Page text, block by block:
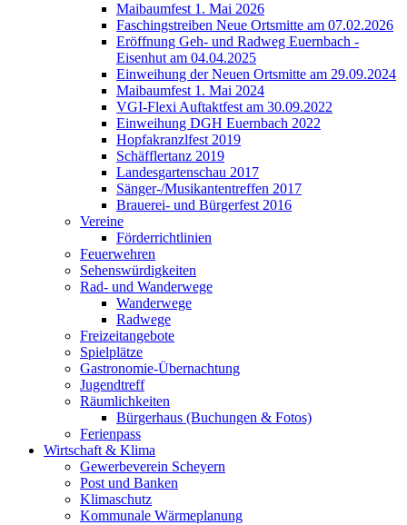
Maibaumfest 1. Mai 2026
Faschingstreiben Neue Ortsmitte am 07.02.2026
Eröffnung Geh- und Radweg Euernbach -
Eisenhut am 04.04.2025
Einweihung der Neuen Ortsmitte am 29.09.2024
Maibaumfest 1. Mai 2024
VGI-Flexi Auftaktfest am 30.09.2022
Einweihung DGH Euernbach 2022
Hopfakranzlfest 2019
Schäfflertanz 2019
Landesgartenschau 2017
Sänger-/Musikantentreffen 2017
Brauerei- und Bürgerfest 2016
Vereine
Förderrichtlinien
Feuerwehren
Sehenswürdigkeiten
Rad- und Wanderwege
Wanderwege
Radwege
Freizeitangebote
Spielplätze
Gastronomie-Übernachtung
Jugendtreff
Räumlichkeiten
Bürgerhaus (Buchungen & Fotos)
Ferienpass
Wirtschaft & Klima
Gewerbeverein Scheyern
Post und Banken
Klimaschutz
Kommunale Wärmeplanung